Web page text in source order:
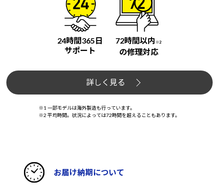
24時間365日
サポート
72時間以内 ※2
の修理対応
詳しく見る
※1 一部モデルは海外製造も行っています。
※2 平均時間。状況によっては72時間を超えることもあります。
お届け納期について